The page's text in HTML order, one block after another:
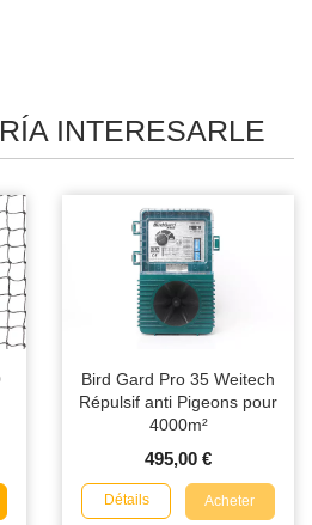
INTERESARLE
Bird Gard Pro 35 Weitech
Répulsif anti Pigeons pour
4000m²
495,00 €
Détails Acheter